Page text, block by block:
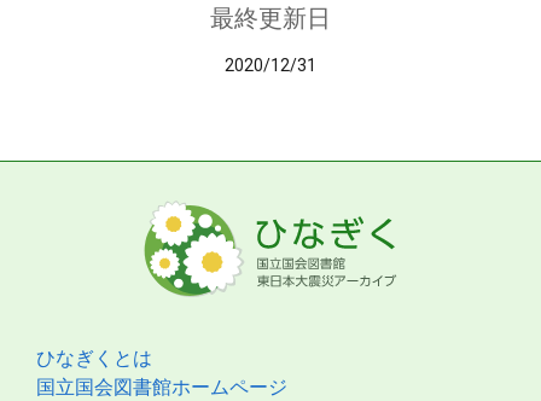
最終更新日
2020/12/31
ひなぎくとは
国立国会図書館ホームページ